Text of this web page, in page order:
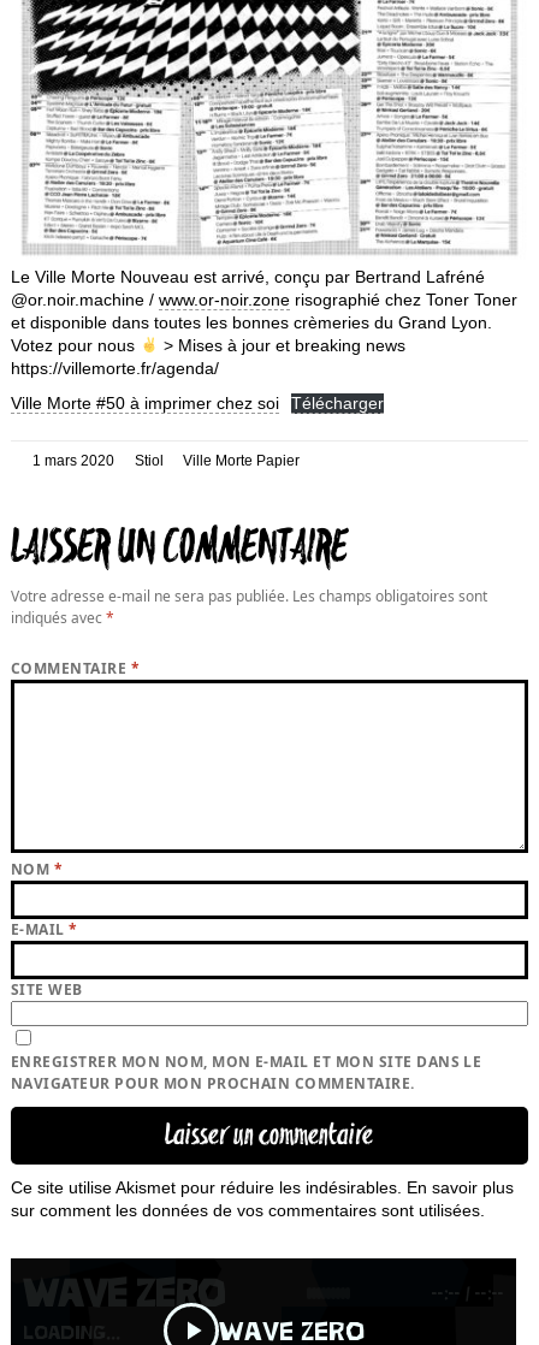
Le Ville Morte Nouveau est arrivé, conçu par Bertrand Lafréné
@or.noir.machine / www.or-noir.zonerisographié chez Toner Toner
et disponible dans toutes les bonnes crèmeries du Grand Lyon.
Votez pour nous
> Mises à jour et breaking news
https://villemorte.fr/agenda/
Ville Morte #50 à imprimer chez soi
Télécharger
Posté
1 mars 2020 Auteur
Stiol Catégories
Ville Morte Papier
LAISSER UN COMMENTAIRE
Votre adresse e-mail ne sera pas publiée. Les champs obligatoires sont
indiqués avec*
COMMENTAIRE *
NOM *
E-MAIL*
SITE WEB
ENREGISTRER MON NOM, MON E-MAIL ET MON SITE DANS LE
NAVIGATEUR POUR MON PROCHAIN COMMENTAIRE.
Ce site utilise Akismet pour réduire les indésirables. En savoir plus
sur comment les données de vos commentaires sont utilisées.